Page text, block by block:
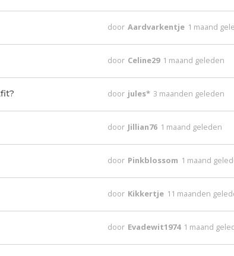
door Aardvarkentje 1 maand
door Celine29 1 maand geleden
door jules* 3 maanden geleden
door Jillian76 1 maand geleden
door Pinkblossom 1 maand
door Kikkertje 11 maanden
door Evadewit1974 1 maand